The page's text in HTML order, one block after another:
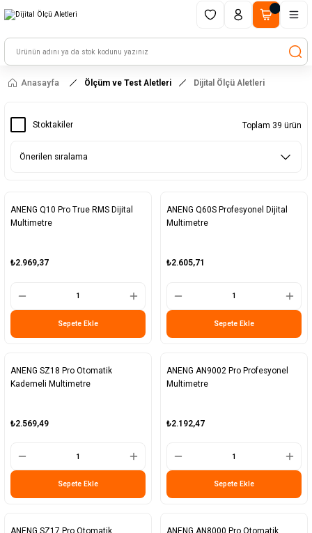
HAYAL ET - TASARLA - ÇALIŞTIR
Anasayfa Ölçüm ve Test Aletleri Dijital Ölçü Aletleri
Stoktakiler Toplam 39 ürün
ANENG Q10 Pro True RMS Dijital
Multimetre
₺2.969,37
Sepete Ekle
ANENG Q60S Profesyonel Dijital
Multimetre
₺2.605,71
Sepete Ekle
ANENG SZ18 Pro Otomatik
Kademeli Multimetre
₺2.569,49
Sepete Ekle
ANENG AN9002 Pro Profesyonel
Multimetre
₺2.192,47
Sepete Ekle